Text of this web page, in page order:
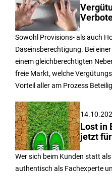
Sowohl Provisions- als auch
Daseinsberechtigung. Bei
einem gleichberechtigten
freie Markt, welche
Vorteil aller am Prozess
Lost in
jetzt
Wer sich beim Kunden statt
authentisch als Fachexperte